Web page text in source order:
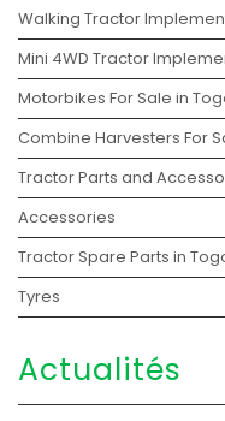
Walking Tractor
Mini 4WD Tractor
Motorbikes For Sale in
Combine Harvesters For
Tractor Parts and
Accessories
Tractor Spare Parts in
Tyres
Actualités